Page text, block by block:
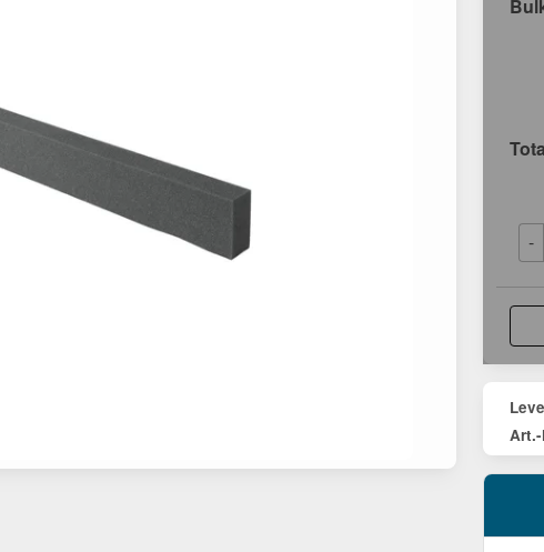
-
Art.-